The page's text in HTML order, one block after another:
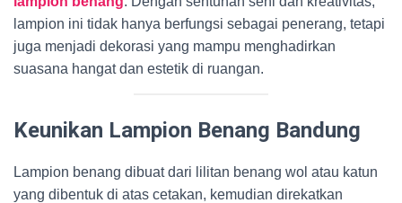
lampion ini tidak hanya berfungsi sebagai penerang, tetapi
juga menjadi dekorasi yang mampu menghadirkan
suasana hangat dan estetik di ruangan.
Keunikan Lampion Benang Bandung
Lampion benang dibuat dari lilitan benang wol atau katun
yang dibentuk di atas cetakan, kemudian direkatkan